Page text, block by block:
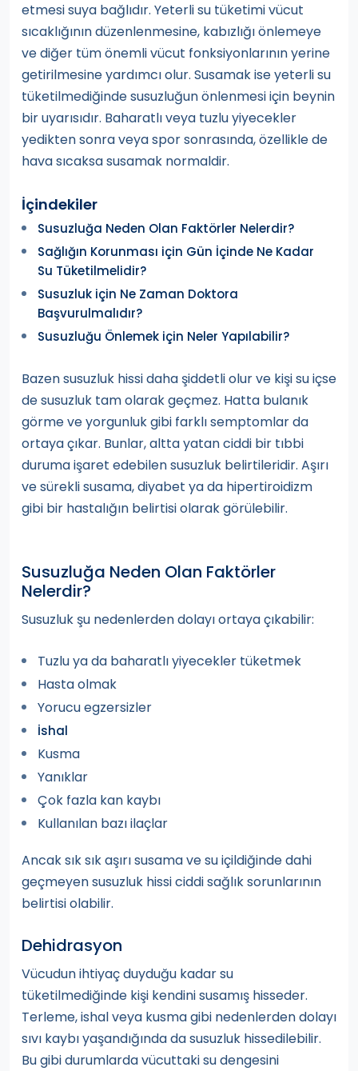
etmesi suya bağlıdır. Yeterli su tüketimi vücut
sıcaklığının düzenlenmesine, kabızlığı önlemeye
ve diğer tüm önemli vücut fonksiyonlarının yerine
getirilmesine yardımcı olur. Susamak ise yeterli su
tüketilmediğinde susuzluğun önlenmesi için beynin
bir uyarısıdır. Baharatlı veya tuzlu yiyecekler
yedikten sonra veya spor sonrasında, özellikle de
hava sıcaksa susamak normaldir.
İçindekiler
Susuzluğa Neden Olan Faktörler Nelerdir?
Sağlığın Korunması için Gün İçinde Ne Kadar
Su Tüketilmelidir?
Susuzluk için Ne Zaman Doktora
Başvurulmalıdır?
Susuzluğu Önlemek için Neler Yapılabilir?
Bazen susuzluk hissi daha şiddetli olur ve kişi su içse
de susuzluk tam olarak geçmez. Hatta bulanık
görme ve yorgunluk gibi farklı semptomlar da
ortaya çıkar. Bunlar, altta yatan ciddi bir tıbbi
duruma işaret edebilen susuzluk belirtileridir. Aşırı
ve sürekli susama, diyabet ya da hipertiroidizm
gibi bir hastalığın belirtisi olarak görülebilir.
Susuzluğa Neden Olan Faktörler
Nelerdir?
Susuzluk şu nedenlerden dolayı ortaya çıkabilir:
Tuzlu ya da baharatlı yiyecekler tüketmek
Hasta olmak
Yorucu egzersizler
İshal
Kusma
Yanıklar
Çok fazla kan kaybı
Kullanılan bazı ilaçlar
Ancak sık sık aşırı susama ve su içildiğinde dahi
geçmeyen susuzluk hissi ciddi sağlık sorunlarının
belirtisi olabilir.
Dehidrasyon
Vücudun ihtiyaç duyduğu kadar su
tüketilmediğinde kişi kendini susamış hisseder.
Terleme, ishal veya kusma gibi nedenlerden dolayı
sıvı kaybı yaşandığında da susuzluk hissedilebilir.
Bu gibi durumlarda vücuttaki su dengesini